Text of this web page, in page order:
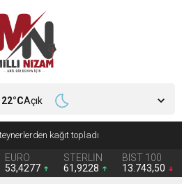
EURO
53,4277
STERLİN
61,9228
BIST 100
13.743,50
22°CAçık